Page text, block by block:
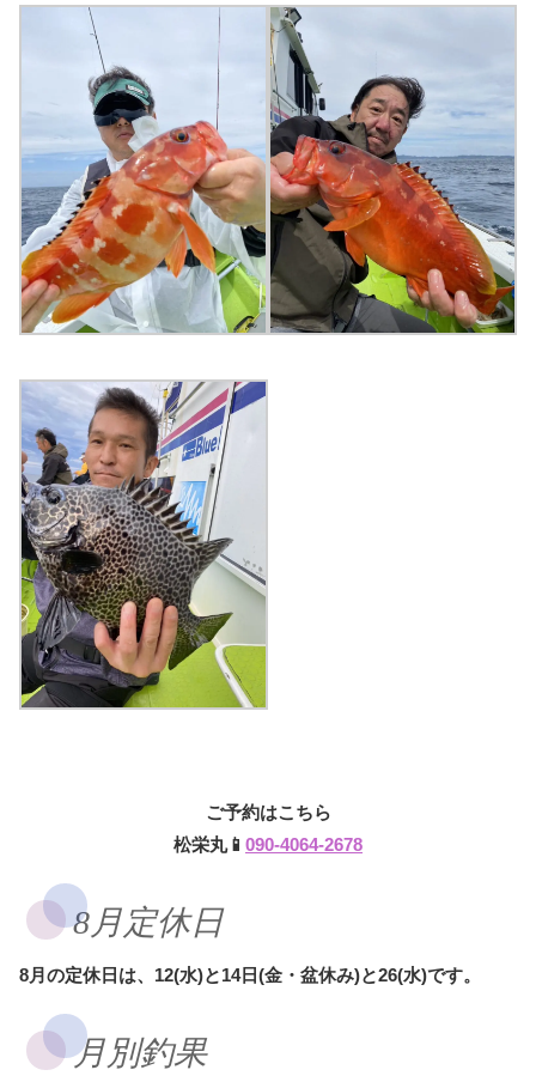
ご予約はこちら
松栄丸📱 090-4064-2678
8月定休日
8月の定休日は、12(水)と14日(金・盆休み)と26(水)です。
月別釣果